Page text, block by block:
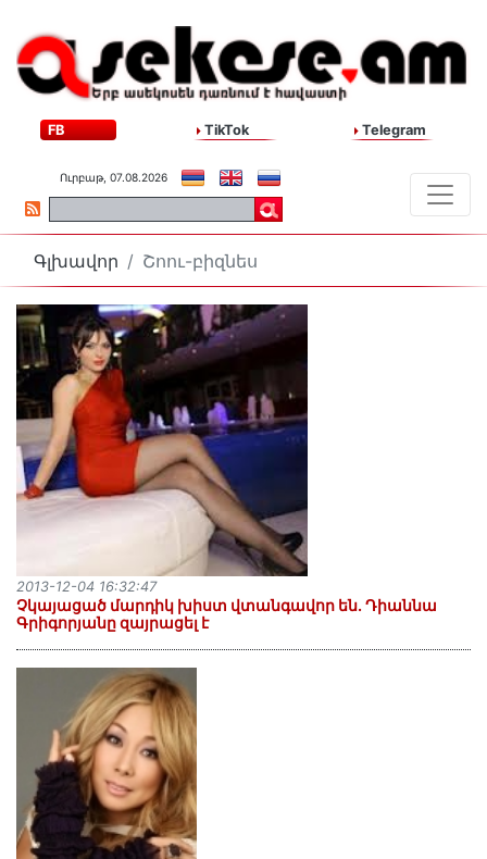
FB TikTok Telegram
Ուրբաթ, 07.08.2026
Գլխավոր Շոու-բիզնես
Չկայացած մարդիկ խիստ վտանգավոր են. Դիաննա
Գրիգորյանը զայրացել է
2013-12-04 16:32:47